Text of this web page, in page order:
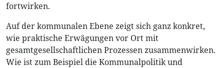
fortwirken.
Auf der kommunalen Ebene zeigt sich ganz konkret,
wie praktische Erwägungen vor Ort mit
gesamtgesellschaftlichen Prozessen zusammenwirken.
Wie ist zum Beispiel die Kommunalpolitik und